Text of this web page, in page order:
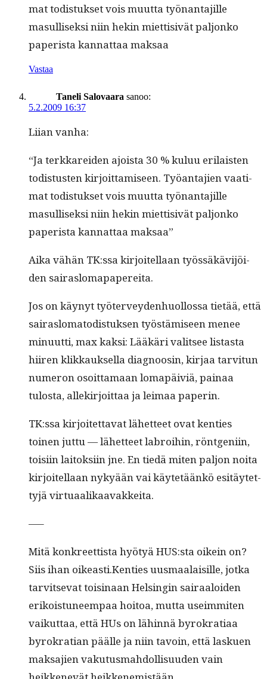
mat todis­tuk­set vois muut­ta työ­nan­ta­jille
masullisek­si niin hekin miet­ti­sivät paljonko
paperi­sta kan­nat­taa maksaa
Vastaa
Taneli Salovaara sanoo:
5.2.2009 16:37
Liian van­ha:
“Ja terkkarei­den ajoista 30 % kuluu eri­lais­ten
todis­tusten kir­joit­tamiseen. Työan­ta­jien vaa­ti­
mat todis­tuk­set vois muut­ta työ­nan­ta­jille
masullisek­si niin hekin miet­ti­sivät paljonko
paperi­sta kan­nat­taa maksaa”
Aika vähän TK:ssa kir­joitel­laan työssäkävi­jöi­
den sairaslomapapereita.
Jos on käynyt työter­vey­den­huol­los­sa tietää, että
sairaslo­ma­todis­tuk­sen työstämiseen menee
min­u­ut­ti, max kak­si: Lääkäri val­it­see lis­tas­ta
hiiren klikkauk­sel­la diag­noosin, kir­jaa tarvi­tun
numeron osoit­ta­maan lomapäiviä, painaa
tulosta, allekir­joit­taa ja leimaa paperin.
TK:ssa kir­joitet­ta­vat lähet­teet ovat ken­ties
toinen jut­tu — lähet­teet labroi­hin, rönt­geni­in,
toisi­in laitok­si­in jne. En tiedä miten paljon noi­ta
kir­joitel­laan nykyään vai käytetäänkö esitäytet­
tyjä virtuaalikaavakkeita.
—–
Mitä konkreet­tista hyö­tyä HUS:sta oikein on?
Siis ihan oikeasti.Kenties uus­maalaisille, jot­ka
tarvit­se­vat toisi­naan Helsin­gin sairaaloiden
erikois­tuneem­paa hoitoa, mut­ta useim­miten
vaikut­taa, että HUs on lähin­nä byrokra­ti­aa
byrokra­t­ian päälle ja niin tavoin, että laskuen
mak­sajien vaku­tus­mah­dol­lisu­u­den vain